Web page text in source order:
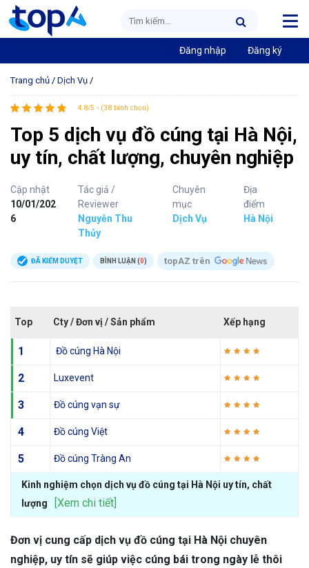
Đăng nhập Đăng ký
Trang chủ / Dịch Vụ /
4.8/5 - (38 bình chọn)
Top 5 dịch vụ đồ cúng tại Hà Nội,
uy tín, chất lượng, chuyên nghiệp
Cập nhật
10/01/202
6
Tác giả /
Reviewer
Nguyễn Thu
Thủy
Chuyên
mục
Dịch Vụ
Địa
điểm
Hà Nội
ĐÃ KIỂM DUYỆT BÌNH LUẬN (0) topAZ trên
Top Cty / Đơn vị / Sản phẩm Xếp hạng
1 Đồ cúng Hà Nội
2 Luxevent
3 Đồ cúng vạn sự
4 Đồ cúng Việt
5 Đồ cúng Tràng An
Kinh nghiệm chọn dịch vụ đồ cúng tại Hà Nội uy tín, chất
lượng
[Xem chi tiết]
Đơn vị cung cấp dịch vụ đồ cúng tại Hà Nội chuyên
nghiệp, uy tín sẽ giúp việc cúng bái trong ngày lễ thôi